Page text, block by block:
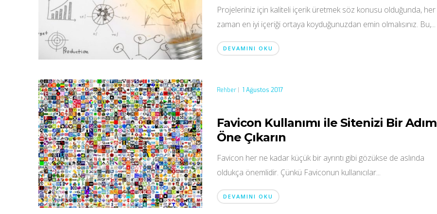
Projeleriniz için kaliteli içerik üretmek söz konusu olduğunda, her
zaman en iyi içeriği ortaya koyduğunuzdan emin olmalısınız. Bu,...
DEVAMINI OKU
Rehber 1 Ağustos 2017
Favicon Kullanımı ile Sitenizi Bir Adım
Öne Çıkarın
Favicon her ne kadar küçük bir ayrıntı gibi gözükse de aslında
oldukça önemlidir. Çünkü Faviconun kullanıcılar...
DEVAMINI OKU